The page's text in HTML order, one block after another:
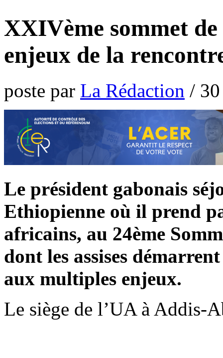
XXIVème sommet
enjeux de la
poste par La Rédaction /
Le président gabonais
Ethiopienne où il prend
africains, au 24ème
dont les assises
aux multiples enjeux.
Le siège de l’UA à Addis-